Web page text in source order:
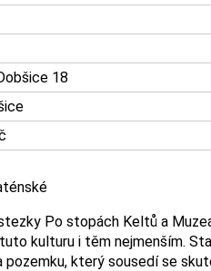
18
Po stopách Keltů a
kulturu i těm nejmenším.
který sousedí se